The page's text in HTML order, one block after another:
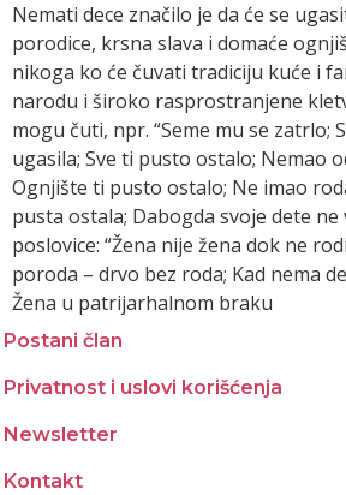
Nemati dece značilo je da će se
porodice, krsna slava i domaće
nikoga ko će čuvati tradiciju kuće i
narodu i široko rasprostranjene
mogu čuti, npr. “Seme mu se zatrlo;
ugasila; Sve ti pusto ostalo; Nemao
Ognjište ti pusto ostalo; Ne imao
pusta ostala; Dabogda svoje dete ne
poslovice: “Žena nije žena dok ne
poroda – drvo bez roda; Kad nema
Žena u patrijarhalnom braku
Postani član
Privatnost i uslovi korišćenja
Newsletter
Kontakt